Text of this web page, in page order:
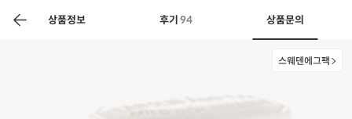
상품정보 후기 94 상품문의
스웨덴에그팩